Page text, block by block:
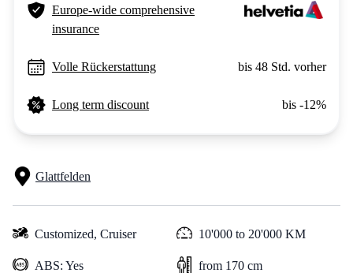
Europe-wide comprehensive
insurance
Volle Rückerstattung bis 48 Std. vorher
Long term discount bis -12%
Glattfelden
Customized, Cruiser 10'000 to 20'000 KM
ABS: Yes from 170 cm